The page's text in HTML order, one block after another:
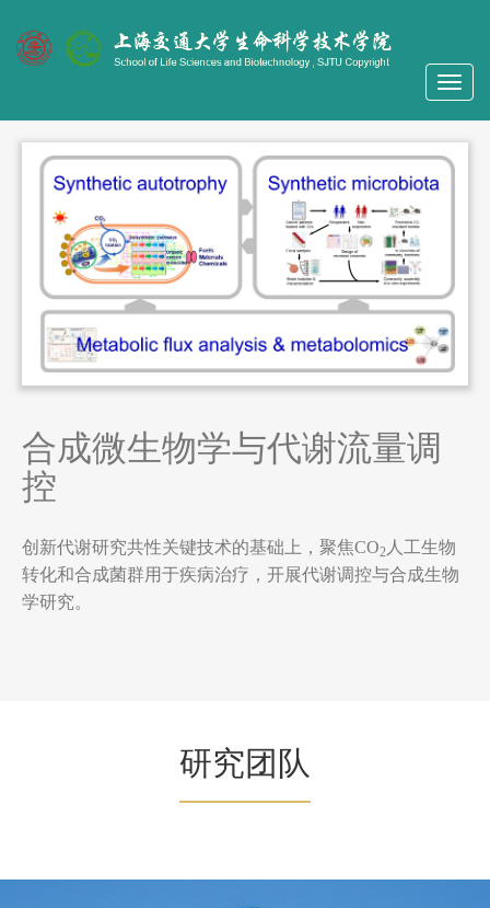
合成微生物学与代谢流量调
控
创新代谢研究共性关键技术的基础上，聚焦CO2 人工生物
转化和合成菌群用于疾病治疗，开展代谢调控与合成生物
学研究。
研究团队